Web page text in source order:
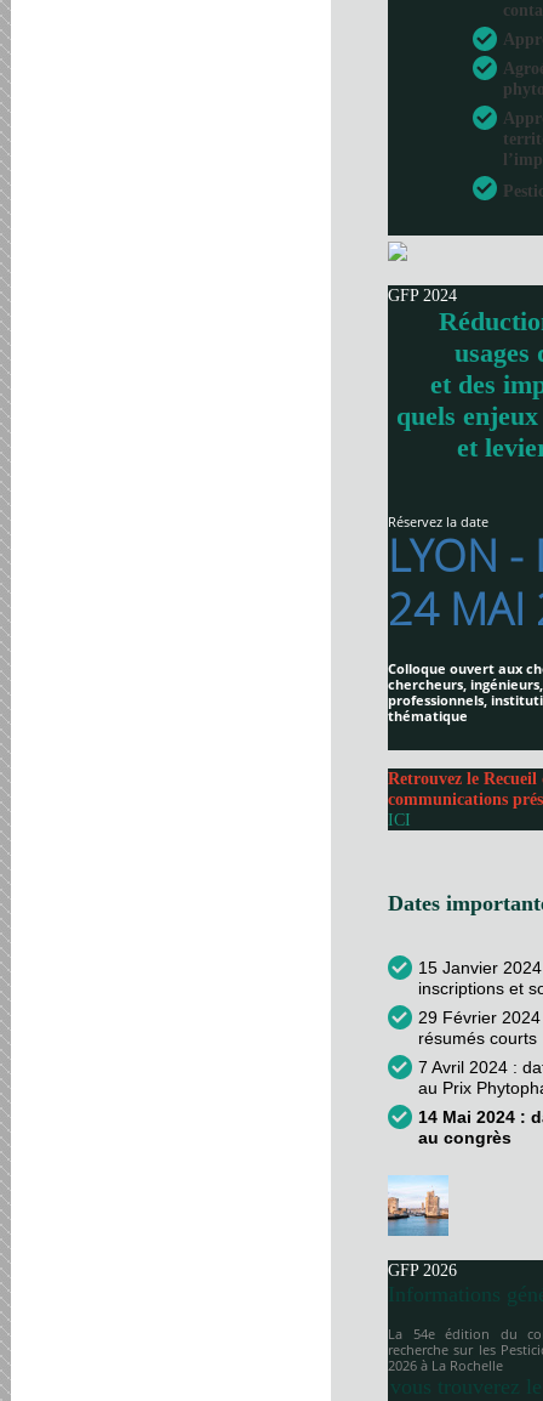
GFP 2024
usages
et des
quels
et
Réservez la date
LYON
24 MAI
Colloque ouvert aux
chercheurs,
professionnels,
thématique
Retrouvez le Recueil
communications
ICI
Dates
15 Janvier
inscriptions et
29 Février
résumés courts
7 Avril 2024 :
au Prix
14 Mai 2024 :
au congrès
GFP 2026
Informations
La 54e édition du
recherche sur les
2026 à La Rochelle
vous trouverez